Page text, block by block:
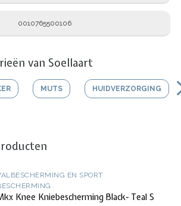
0010765500106
van Soellaart
MUTS HUIDVERZORGING
EN SPORT
Knee Kniebescherming Black- Teal S